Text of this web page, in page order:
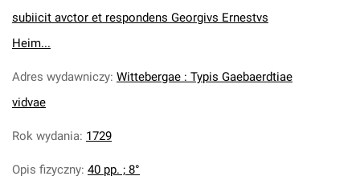
subiicit avctor et respondens Georgivs Ernestvs
Heim...
Adres wydawniczy: Wittebergae : Typis Gaebaerdtiae
vidvae
Rok wydania: 1729
Opis fizyczny: 40 pp. ; 8°